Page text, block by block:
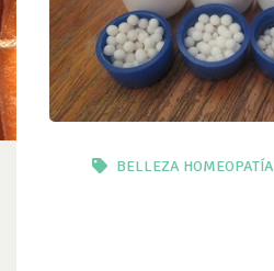
BELLEZA HOMEOPATÍA